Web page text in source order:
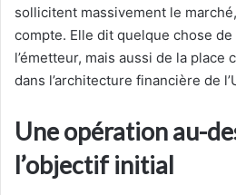
sollicitent massivement le
compte. Elle dit quelque chose
l’émetteur, mais aussi de la place
dans l’architecture financière de
Une opération au-
l’objectif initial